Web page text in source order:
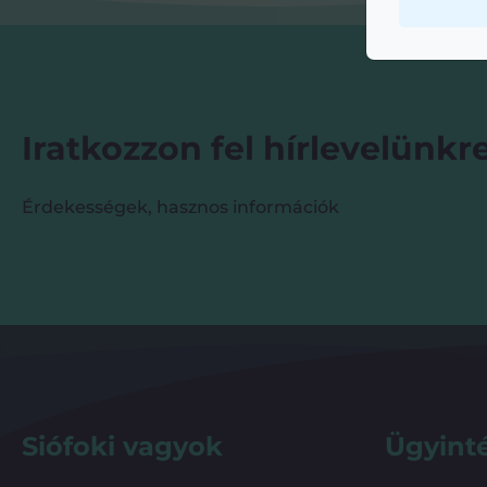
Iratkozzon fel
Érdekességek, hasznos információk
Siófoki vagyok